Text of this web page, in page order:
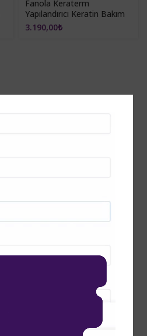
Fanola Keraterm
Yapılandırıcı Keratin Bakım
Şampuanı 1000ml
3.190,00₺